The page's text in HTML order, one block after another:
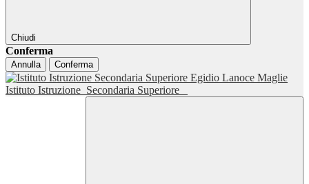
Chiudi
Conferma
Annulla Conferma
Istituto Istruzione Secondaria Superiore